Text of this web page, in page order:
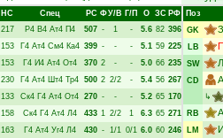
НC Спец РC ФУ/В Г/П О ЗС РФ
217 Р4 В4 Ат4 П4 507 - 1 - 5.6 82 396
153 Г4 Ат4 См4 Ка4 399 - - - 5.1 59 225
153 Г4 И4 Ат4 От4 370 2 - - 5.0 66 235
230 Г4 Ат4 Шт4 Тр4 500 2 2/2 - 5.4 56 267
133 Ск4 Г4 Ат4 От4 270 - - - 5.2 65 170
158 Ск4 Г4 Ат4 Л4 433 1 2/2 1 6.3 65 271
163 Г4 Ат4 Уг4 Л4 430 - 1/1 0/1 6.0 60 246
Поз
GK
LB
SW
CD
↳
RB
LM